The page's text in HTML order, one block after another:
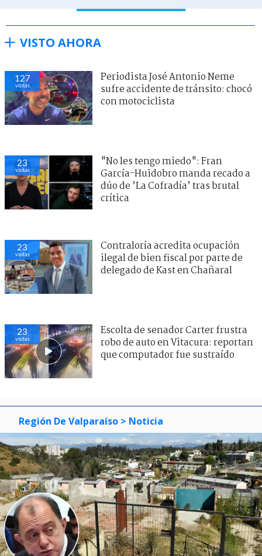
VISTO AHORA
127
visitas
Periodista José Antonio Neme
sufre accidente de tránsito: chocó
con motociclista
23
visitas
"No les tengo miedo": Fran
García-Huidobro manda recado a
dúo de ’La Cofradía’ tras brutal
crítica
23
visitas
Contraloría acredita ocupación
ilegal de bien fiscal por parte de
delegado de Kast en Chañaral
23
visitas
Escolta de senador Carter frustra
robo de auto en Vitacura: reportan
que computador fue sustraído
Región De Valparaíso > Noticia